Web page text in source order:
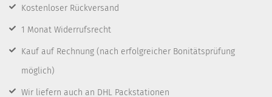
Kostenloser Rückversand
1 Monat Widerrufsrecht
Kauf auf Rechnung (nach erfolgreicher Bonitätsprüfung
möglich)
Wir liefern auch an DHL Packstationen